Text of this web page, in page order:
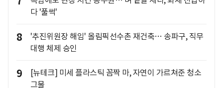
다 '풀썩'
8
'추진위원장 해임' 올림픽선수촌 재건축… 송파구, 직무
대행 체제 승인
9
[뉴테크] 미세 플라스틱 꼼짝 마, 자연이 가르쳐준 청소
그물